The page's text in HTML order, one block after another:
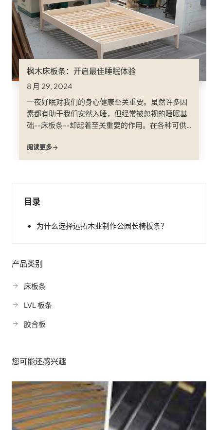
枫木床板条：开启最佳睡眠体验
8 月 29, 2024
一夜好眠对我们的身心健康至关重要。虽然许多因
素都有助于我们安然入睡，但经常被忽视的睡眠基
础--床板条--却起着至关重要的作用。在各种可供
美观而脱颖而出，成为深受欢迎的选择&#8230；
阅读更多
目录
为什么选择远拓木业制作公园长椅板条？
产品类别
床板条
LVL 板条
胶合板
您可能还感兴趣